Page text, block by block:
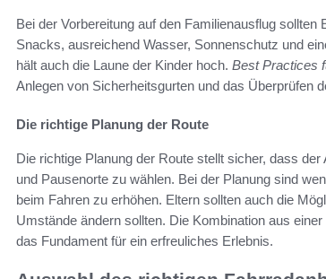
Bei der Vorbereitung auf den Familienausflug
Snacks, ausreichend Wasser, Sonnenschutz und
hält auch die Laune der Kinder hoch. Best Practices
Anlegen von Sicherheitsgurten und das Überprüfen
Die richtige Planung der Route
Die richtige Planung der Route stellt sicher, dass
und Pausenorte zu wählen. Bei der Planung sind
beim Fahren zu erhöhen. Eltern sollten auch die
Umstände ändern sollten. Die Kombination aus
das Fundament für ein erfreuliches Erlebnis.